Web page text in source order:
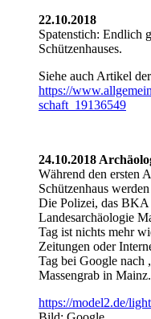
22.10.2018
Spatenstich: Endlich
Schützenhauses.
Siehe auch Artikel
https://
schaft_19136549
24.10.2018
Während den ersten
Schützenhaus
Die Polizei, das BKA
Landesarchäologie
Tag ist nichts mehr
Zeitungen oder
Tag bei Google nach
Massengrab in Mainz.
https://model2.de/